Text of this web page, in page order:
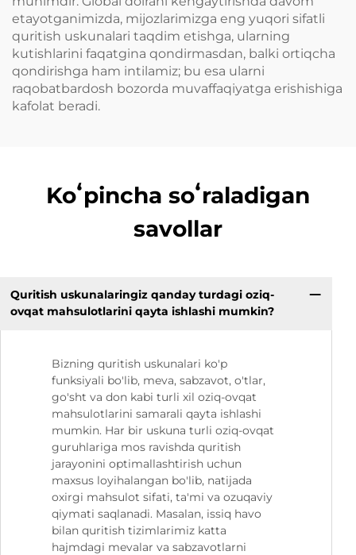
etayotganimizda, mijozlarimizga eng yuqori sifatli
quritish uskunalari taqdim etishga, ularning
kutishlarini faqatgina qondirmasdan, balki ortiqcha
qondirishga ham intilamiz; bu esa ularni
raqobatbardosh bozorda muvaffaqiyatga erishishiga
kafolat beradi.
Koʻpincha soʻraladigan
savollar
Quritish uskunalaringiz qanday turdagi oziq-
ovqat mahsulotlarini qayta ishlashi mumkin?
Bizning quritish uskunalari ko'p
funksiyali bo'lib, meva, sabzavot, o'tlar,
go'sht va don kabi turli xil oziq-ovqat
mahsulotlarini samarali qayta ishlashi
mumkin. Har bir uskuna turli oziq-ovqat
guruhlariga mos ravishda quritish
jarayonini optimallashtirish uchun
maxsus loyihalangan bo'lib, natijada
oxirgi mahsulot sifati, ta'mi va ozuqaviy
qiymati saqlanadi. Masalan, issiq havo
bilan quritish tizimlarimiz katta
hajmdagi mevalar va sabzavotlarni